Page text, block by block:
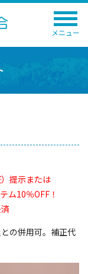
メニュー
提示または
ム10％OFF！
の併用可。補正代